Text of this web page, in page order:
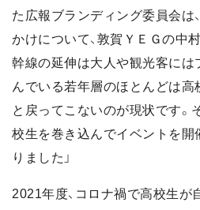
た広報ブランディング委員会は
かけについて、敦賀ＹＥＧの中
幹線の延伸は大人や観光客には
んでいる若年層のほとんどは高
と戻ってこないのが現状です。
校生を巻き込んでイベントを開
りました」
2021年度、コロナ禍で高校生が